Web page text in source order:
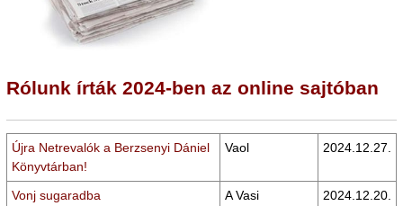
Rólunk írták 2024-ben az online sajtóban
Újra Netrevalók a Berzsenyi Dániel
Könyvtárban!
Vaol 2024.12.27.
Vonj sugaradba
A Vasi
2024.12.20.